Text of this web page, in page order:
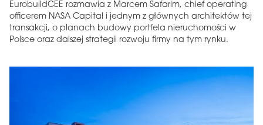
EurobuildCEE rozmawia z Marcem Safarim, chief operating
officerem NASA Capital i jednym z głównych architektów tej
transakcji, o planach budowy portfela nieruchomości w
Polsce oraz dalszej strategii rozwoju firmy na tym rynku.